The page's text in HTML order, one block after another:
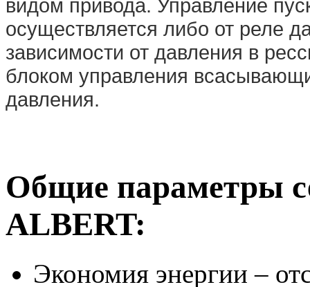
видом привода. Управление
осуществляется либо от реле
зависимости от давления в
блоком управления
давления.
Общие параметры
ALBERT:
Экономия энергии –